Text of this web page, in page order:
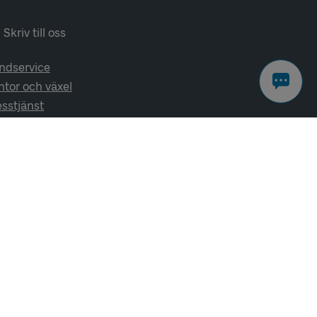
Skriv till oss
och växel